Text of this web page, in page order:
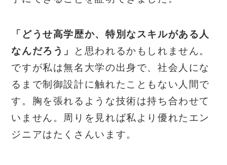
「どうせ高学歴か、特別なスキルがある人
なんだろう」
と思われるかもしれません。
ですが私は無名大学の出身で、社会人にな
るまで制御設計に触れたこともない人間で
す。胸を張れるような技術は持ち合わせて
いません。周りを見れば私より優れたエン
ジニアはたくさんいます。